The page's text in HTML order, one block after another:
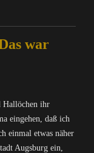
war
Hallöchen ihr
eingehen, daß ich
einmal etwas näher
Augsburg ein,